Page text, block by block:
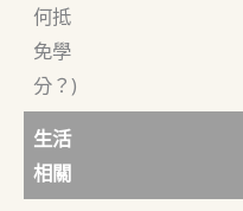
何抵
免學
分？)
生活
相關